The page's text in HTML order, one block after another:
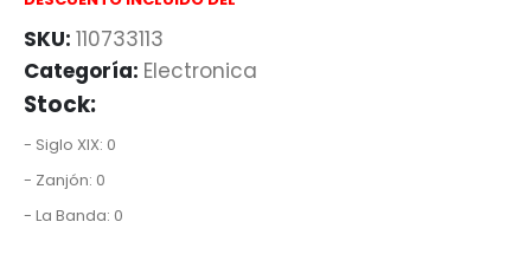
SKU: 110733113
Categoría: Electronica
Stock:
- Siglo XIX: 0
- Zanjón: 0
- La Banda: 0